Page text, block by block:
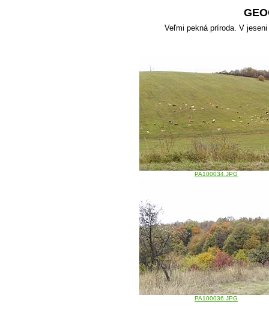
Veľmi pekná príroda. V
PA100034.JPG
PA100036.JPG